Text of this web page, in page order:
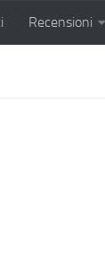
Recensioni